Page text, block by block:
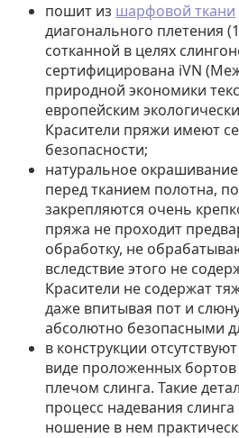
пошит из шарфовой ткани
диагонального плетения
сотканной в целях
сертифицирована iVN
природной экономики
европейским
Красители пряжи имеют
безопасности;
натуральное
перед тканием полотна,
закрепляются очень
пряжа не проходит
обработку, не
вследствие этого не
Красители не содержат
даже впитывая пот и
абсолютно безопасными
в конструкции
виде проложенных
плечом слинга. Такие
процесс надевания
ношение в нем